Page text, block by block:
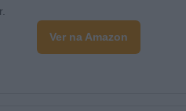
Ver na Amazon